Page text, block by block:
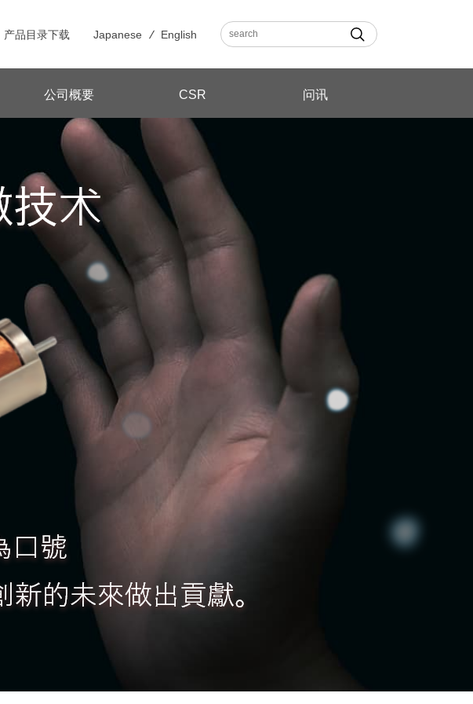
产品目录下载 Japanese English
公司概要 CSR 问讯